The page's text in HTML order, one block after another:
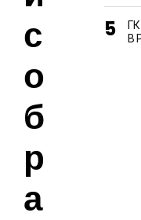
с
о
б
р
а
В